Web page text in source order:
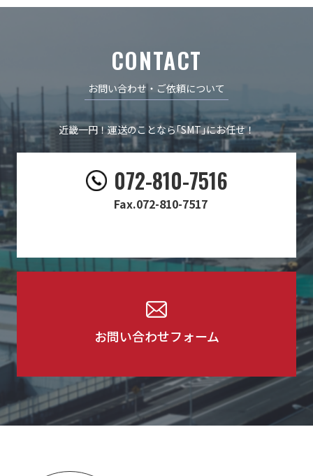
CONTACT
お問い合わせ・ご依頼について
近畿一円！運送のことなら｢SMT｣にお任せ！
​​072-810-7516
Fax.072-810-7517
お問い合わせフォーム